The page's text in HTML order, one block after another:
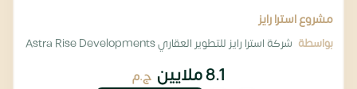
مشروع استرا رايز
بواسطة شركة استرا رايز للتطوير العقاري Astra Rise Developments
8.1 ملايين ج.م